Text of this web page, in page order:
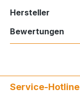
Hersteller
Bewertungen
Service-Hotline